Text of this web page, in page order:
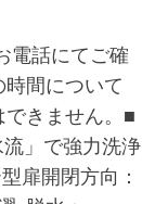
電話にてご確
間について
きません。■
」で強力洗浄
扉開閉方向：